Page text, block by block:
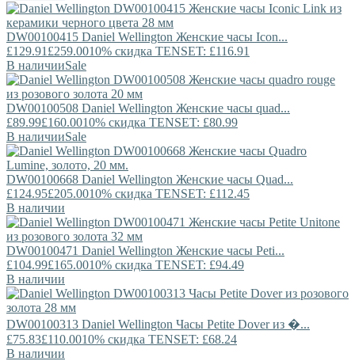
DW00100415 Daniel Wellington Женские часы Icon...
£129.91 £259.0010% скидка TENSET: £116.91
В наличииSale
DW00100508 Daniel Wellington Женские часы quad...
£89.99£160.0010% скидка TENSET: £80.99
В наличииSale
DW00100668 Daniel Wellington Женские часы Quad...
£124.95£205.0010% скидка TENSET: £112.45
В наличии
DW00100471 Daniel Wellington Женские часы Peti...
£104.99£165.0010% скидка TENSET: £94.49
В наличии
DW00100313 Daniel Wellington Часы Petite Dover из �...
£75.83£110.0010% скидка TENSET: £68.24
В наличии